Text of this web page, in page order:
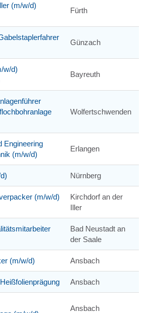
(m/w/d)
Fürth
Günzach
w/d)
Bayreuth
Wolfertschwenden
Engineering
(m/w/d)
Erlangen
Nürnberg
(m/w/d)
Kirchdorf an der
Iller
Bad Neustadt an
der Saale
(m/w/d) Ansbach
Ansbach
Ansbach